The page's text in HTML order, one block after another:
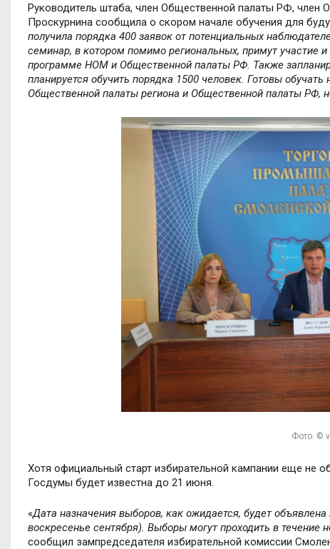
Руководитель штаба, член Общественной палаты РФ, член
Проскурнина сообщила о скором начале обучения для
получила порядка 400 заявок от потенциальных
семинар, в котором помимо региональных, примут участие
программе НОМ и Общественной палаты РФ. Также
планируется обучить порядка 1500 человек. Готовы
Общественной палаты региона и Общественной палаты РФ,
Фото: ©
Хотя официальный старт избирательной кампании еще не
Госдумы будет известна до 21 июня.
«Дата назначения выборов, как ожидается, будет
воскресенье сентября). Выборы могут проходить в
сообщил зампредседателя избирательной комиссии